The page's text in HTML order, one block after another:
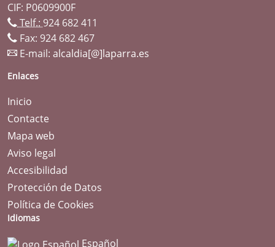
CIF: P0609900F
Telf.: 924 682 411
Fax: 924 682 467
E-mail: alcaldia[@]laparra.es
Enlaces
Inicio
Contacte
Mapa web
Aviso legal
Accesibilidad
Protección de Datos
Política de Cookies
Idiomas
Español